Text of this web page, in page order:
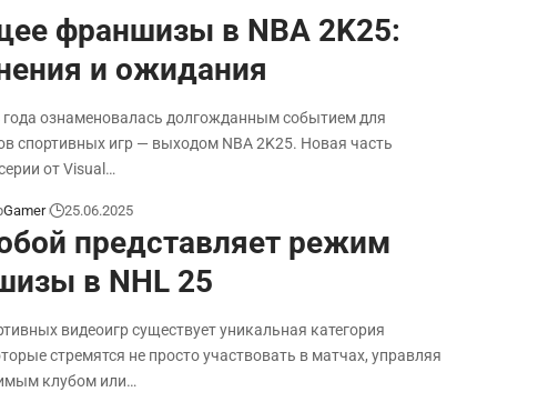
франшизы в NBA 2K25:
и ожидания
года ознаменовалась долгожданным событием для
спортивных игр — выходом NBA 2K25. Новая часть
от Visual…
Gamer 25.06.2025
представляет режим
в NHL 25
видеоигр существует уникальная категория
стремятся не просто участвовать в матчах, управляя
клубом или…